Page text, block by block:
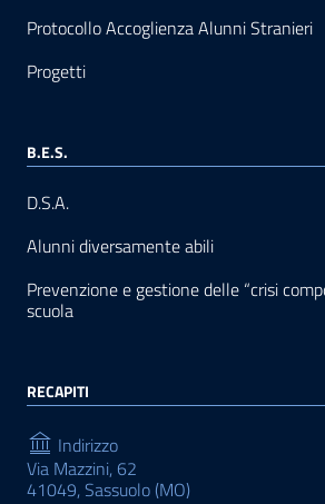
Protocollo Accoglienza Alunni Stranieri
Progetti
B.E.S.
D.S.A.
Alunni diversamente abili
Prevenzione e gestione delle “crisi
scuola
RECAPITI
Indirizzo
Via Mazzini, 62
41049, Sassuolo (MO)